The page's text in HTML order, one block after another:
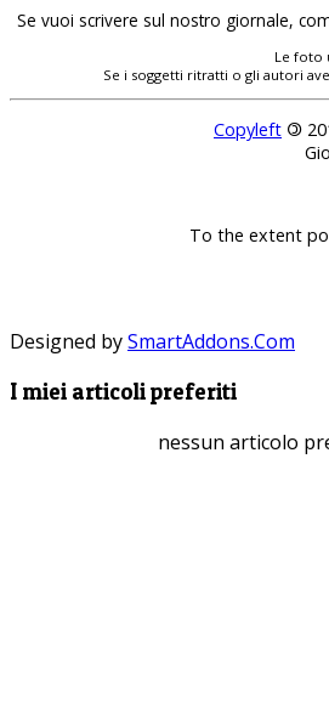
Se vuoi scrivere sul nostro giornale,
Le foto
Se i soggetti ritratti o gli autori
Copyleft ©
To the extent
Designed bySmartAddons.Com
I miei articoli preferiti
nessun articolo